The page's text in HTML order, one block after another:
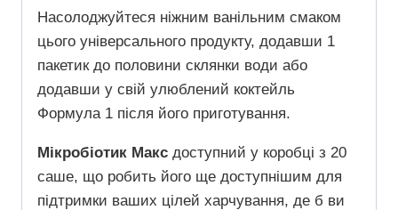
Насолоджуйтеся ніжним ванільним смаком
цього універсального продукту, додавши 1
пакетик до половини склянки води або
додавши у свій улюблений коктейль
Формула 1 після його приготування.
Мікробіотик Макс доступний у коробці з 20
саше, що робить його ще доступнішим для
підтримки ваших цілей харчування, де б ви